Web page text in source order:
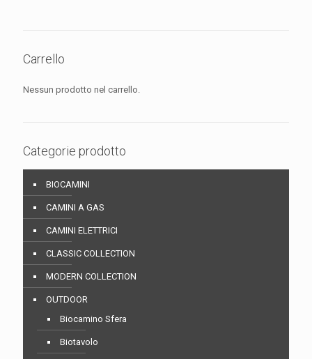
Carrello
Nessun prodotto nel carrello.
Categorie prodotto
BIOCAMINI
CAMINI A GAS
CAMINI ELETTRICI
CLASSIC COLLECTION
MODERN COLLECTION
OUTDOOR
Biocamino Sfera
Biotavolo